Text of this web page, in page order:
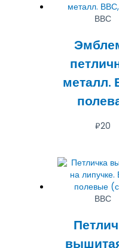
ВВС
металл.
₽20
ВВС